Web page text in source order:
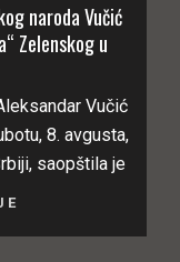
naroda Vučić
Zelenskog u
Vučić
8. avgusta,
saopštila je